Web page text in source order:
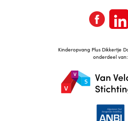
Kinderopvang Plus Dikkertje
onderdeel van: